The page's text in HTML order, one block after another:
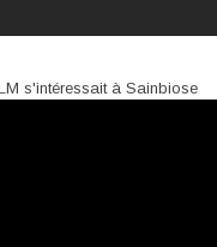
s'intéressait à Sainbiose